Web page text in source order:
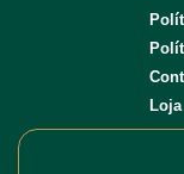
Loja